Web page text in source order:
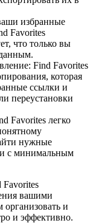
избранные
Favorites
что только вы
Find Favorites
которая
ссылки и
переустановки
Favorites легко
нужные
с минимальным
вашими
и
и эффективно.